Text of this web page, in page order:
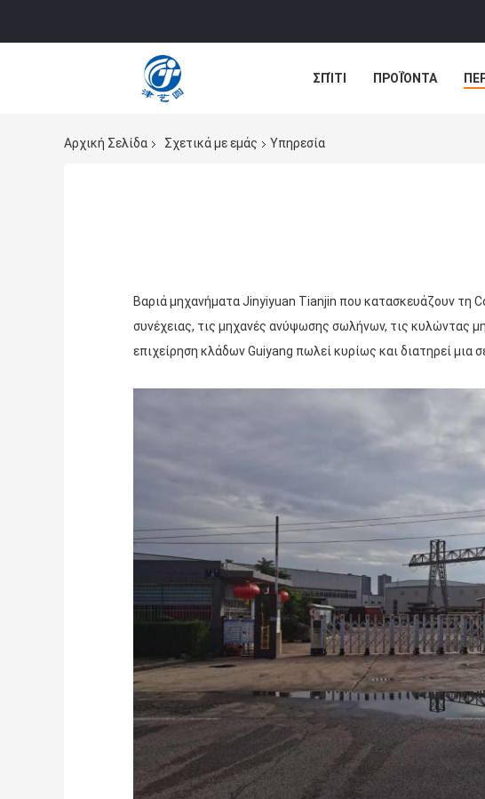
ΣΠΊΤΙ ΠΡΟΪΌΝΤΑ
Αρχική Σελίδα
Σχετικά με εμάς Υπηρεσία
Βαριά μηχανήματα Jinyiyuan Tianjin που κατασκευάζουν τη
συνέχειας, τις μηχανές ανύψωσης σωλήνων, τις κυλώντας
επιχείρηση κλάδων Guiyang πωλεί κυρίως και διατηρεί